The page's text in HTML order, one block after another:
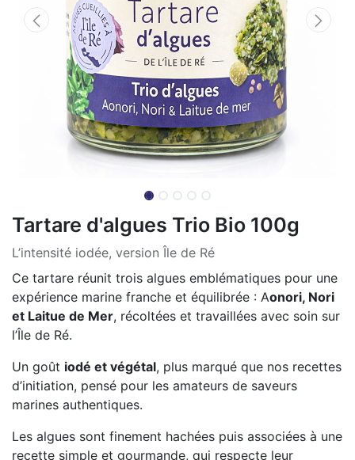
Tartare d'algues Trio Bio 100g
L’intensité iodée, version Île de Ré
Ce tartare réunit trois algues emblématiques pour une
expérience marine franche et équilibrée : Aonori, Nori
et Laitue de Mer, récoltées et travaillées avec soin sur
l’Île de Ré.
Un goût iodé et végétal, plus marqué que nos recettes
d’initiation, pensé pour les amateurs de saveurs
marines authentiques.
Les algues sont finement hachées puis associées à une
recette simple et gourmande, qui respecte leur